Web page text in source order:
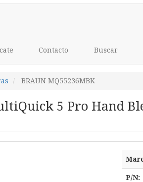
Contacto Buscar
BRAUN MQ55236MBK
5 Pro Hand
P/N: